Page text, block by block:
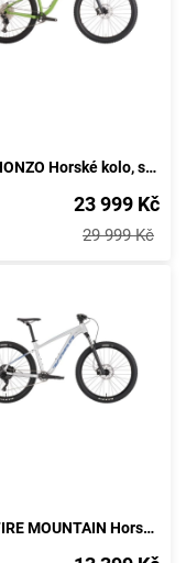
Kona HONZO Horské kolo, světle zelená
23 999 Kč
29 999 Kč
Kona FIRE MOUNTAIN Horské kolo, stříbrná